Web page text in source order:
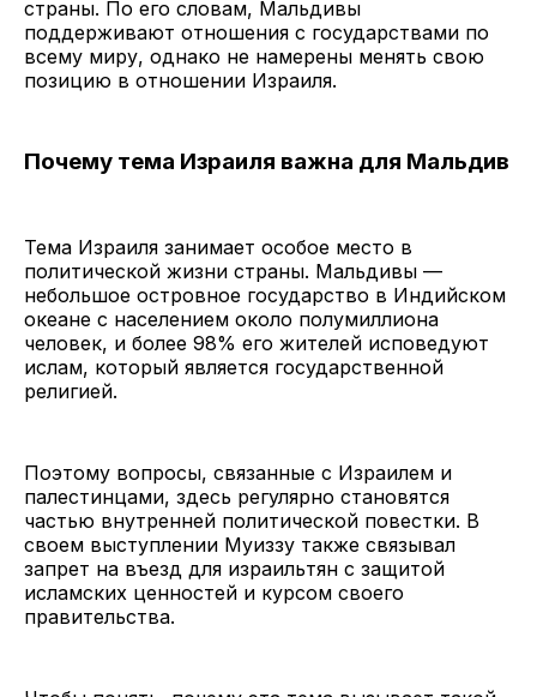
страны. По его словам, Мальдивы
поддерживают отношения с государствами по
всему миру, однако не намерены менять свою
позицию в отношении Израиля.
Почему тема Израиля важна для Мальдив
Тема Израиля занимает особое место в
политической жизни страны. Мальдивы —
небольшое островное государство в Индийском
океане с населением около полумиллиона
человек, и более 98% его жителей исповедуют
ислам, который является государственной
религией.
Поэтому вопросы, связанные с Израилем и
палестинцами, здесь регулярно становятся
частью внутренней политической повестки. В
своем выступлении Муиззу также связывал
запрет на въезд для израильтян с защитой
исламских ценностей и курсом своего
правительства.